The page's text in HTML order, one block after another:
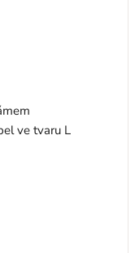
ve tvaru L